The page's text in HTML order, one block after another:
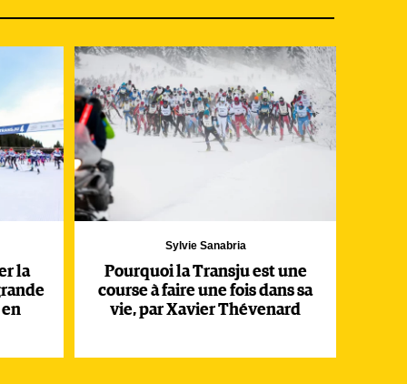
la
en
Sylvie Sanabria
Pourquoi la Transju est une
course à faire une fois dans sa
vie, par Xavier Thévenard